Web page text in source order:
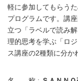
軽に参加してもらう
プログラムです。講
立つ「ラベルで読み
理的思考を学ぶ「ロ
ス講座の2種類に分か